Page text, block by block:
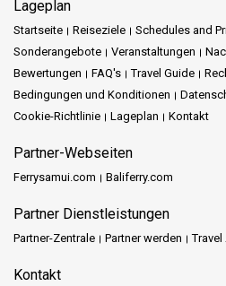
Lageplan
Startseite Reiseziele Schedules and
Sonderangebote
Veranstaltungen
Bewertungen
FAQ's Travel Guide
Bedingungen und Konditionen
Cookie-Richtlinie
Lageplan Kontakt
Partner-Webseiten
Ferrysamui.com Baliferry.com
Partner Dienstleistungen
Partner-Zentrale Partner werden Travel
Kontakt